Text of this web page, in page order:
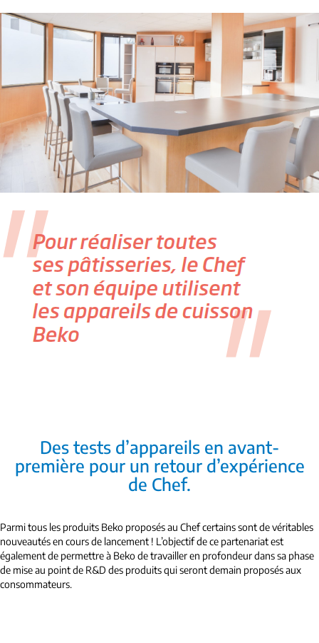
Des tests d’appareils en avant-
première pour un retour d’expérience
de Chef.
Parmi tous les produits Beko proposés au Chef certains sont de véritables
nouveautés en cours de lancement ! L’objectif de ce partenariat est
également de permettre à Beko de travailler en profondeur dans sa phase
de mise au point de R&D des produits qui seront demain proposés aux
consommateurs.